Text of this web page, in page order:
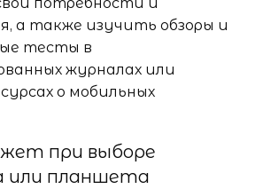
а также изучить обзоры и
тесты в
журналах или
о мобильных
при выборе
или планшета